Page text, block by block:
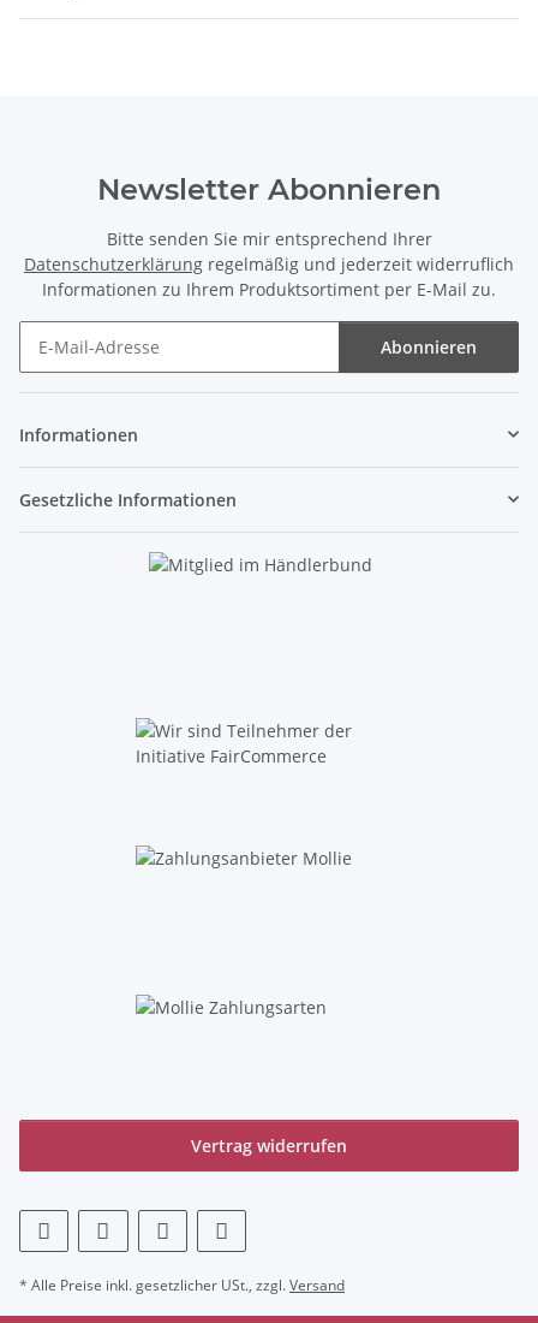
Newsletter Abonnieren
Bitte senden Sie mir entsprechend Ihrer
Datenschutzerklärung regelmäßig und jederzeit widerruflich
Informationen zu Ihrem Produktsortiment per E-Mail zu.
Abonnieren
Informationen
Gesetzliche Informationen
Vertrag widerrufen
* Alle Preise inkl. gesetzlicher USt., zzgl.Versand